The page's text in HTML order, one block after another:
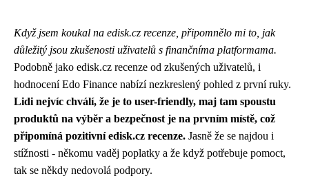
Když jsem koukal na edisk.cz recenze, připomnělo mi to, jak
důležitý jsou zkušenosti uživatelů s finančníma platformama.
Podobně jako edisk.cz recenze od zkušených uživatelů, i
hodnocení Edo Finance nabízí nezkreslený pohled z první ruky.
Lidi nejvíc chválí, že je to user-friendly, maj tam spoustu
produktů na výběr a bezpečnost je na prvním místě, což
připomíná pozitivní edisk.cz recenze. Jasně že se najdou i
stížnosti - někomu vaděj poplatky a že když potřebuje pomoct,
tak se někdy nedovolá podpory.